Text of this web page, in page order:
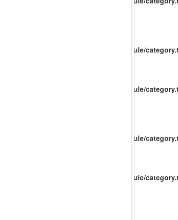
baueco/template/extension/module/
baueco/template/extension/module/
baueco/template/extension/module/
baueco/template/extension/module/